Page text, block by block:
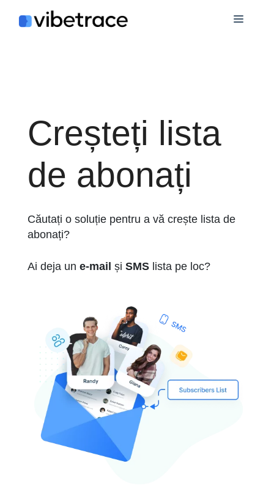
Creșteți lista
de abonați
Căutați o soluție pentru a vă crește lista de
abonați?
Ai deja un e-mail și SMS lista pe loc?